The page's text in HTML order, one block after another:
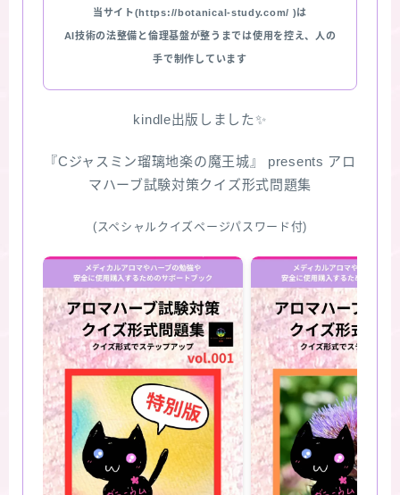
お問い合わせ
サイトマップ
当サイト(https://botanical-study.com/ )は
AI技術の法整備と倫理基盤が整うまでは使用を控え、人の
手で制作しています
kindle出版しました✨
『Cジャスミン瑠璃地楽の魔王城』 presents アロ
マハーブ試験対策クイズ形式問題集
(スペシャルクイズページパスワード付)